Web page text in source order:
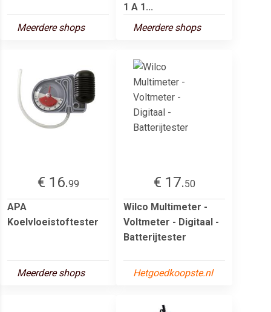
Meerdere shops
1 A 1...
Meerdere shops
€ 16.99
APA
Koelvloeistoftester
Meerdere shops
€ 17.50
Wilco Multimeter -
Voltmeter - Digitaal -
Batterijtester
Hetgoedkoopste.nl